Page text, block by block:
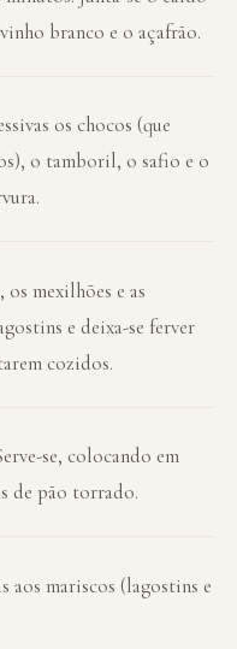
branco e o açafrão.
os chocos (que
o tamboril, o safio e o
os mexilhões e as
e deixa-se ferver
cozidos.
se, colocando em
de pão torrado.
aos mariscos (lagostins e